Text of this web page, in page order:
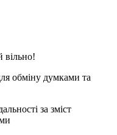
обміну думками та
за зміст